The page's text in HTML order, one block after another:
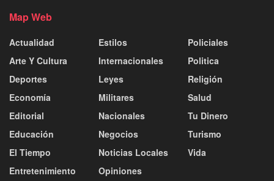
Map Web
Actualidad
Arte Y Cultura
Deportes
Economía
Editorial
Educación
El Tiempo
Entretenimiento
Estilos
Internacionales
Leyes
Militares
Nacionales
Negocios
Noticias Locales
Opiniones
Policiales
Politica
Religión
Salud
Tu Dinero
Turismo
Vida